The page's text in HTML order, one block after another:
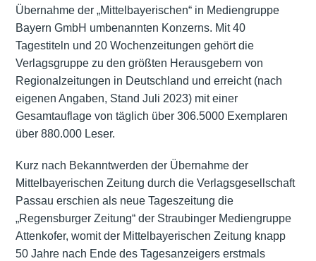
Übernahme der „Mittelbayerischen“ in Mediengruppe
Bayern GmbH umbenannten Konzerns. Mit 40
Tagestiteln und 20 Wochenzeitungen gehört die
Verlagsgruppe zu den größten Herausgebern von
Regionalzeitungen in Deutschland und erreicht (nach
eigenen Angaben, Stand Juli 2023) mit einer
Gesamtauflage von täglich über 306.5000 Exemplaren
über 880.000 Leser.
Kurz nach Bekanntwerden der Übernahme der
Mittelbayerischen Zeitung durch die Verlagsgesellschaft
Passau erschien als neue Tageszeitung die
„Regensburger Zeitung“ der Straubinger Mediengruppe
Attenkofer, womit der Mittelbayerischen Zeitung knapp
50 Jahre nach Ende des Tagesanzeigers erstmals